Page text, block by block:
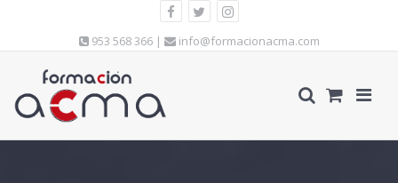
953 568 366 | info@formacionacma.com